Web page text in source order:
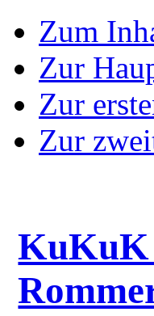
Zum
Zur
Zur
Zur
KuKuK